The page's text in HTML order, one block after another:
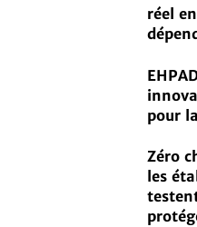
réel
pour
Zéro
les